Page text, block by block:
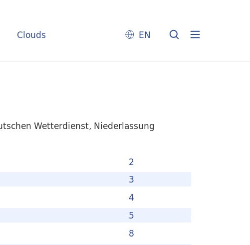
Clouds EN
Wetterdienst, Niederlassung
2
3
4
5
8